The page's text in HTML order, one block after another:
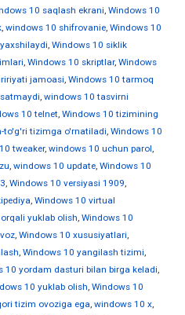
10 saqlash ekrani, Windows 10
, windows 10 shifrovanie, Windows 10
, Windows 10 siklik
, Windows 10 skriptlar, Windows
jamoasi, Windows 10 tarmoq
, windows 10 tasvirni
10 telnet, Windows 10 tizimining
to'g'ri tizimga o'rnatiladi, Windows 10
tweaker, windows 10 uchun parol,
, windows 10 update, Windows 10
, Windows 10 versiyasi 1909,
, Windows 10 virtual
yuklab olish, Windows 10
, Windows 10 xususiyatlari,
, Windows 10 yangilash tizimi,
10 yordam dasturi bilan birga keladi,
10 yuklab olish, Windows 10
tizim ovoziga ega, windows 10 х,